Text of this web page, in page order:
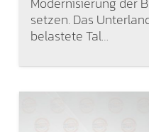
setzen. Das
belastete Tal…